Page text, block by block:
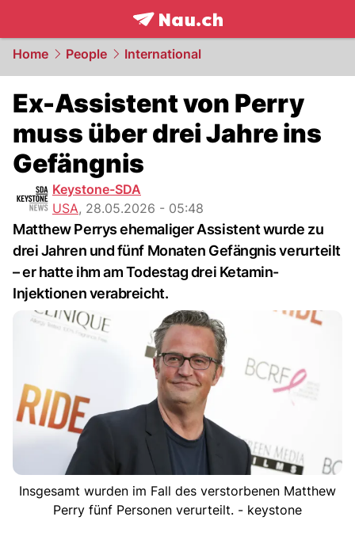
frontpage.NAU.ch
Home People International
Ex-Assistent von Perry
muss über drei Jahre ins
Gefängnis
Keystone-SDA
USA, 28.05.2026 - 05:48
Matthew Perrys ehemaliger Assistent wurde zu
drei Jahren und fünf Monaten Gefängnis verurteilt
– er hatte ihm am Todestag drei Ketamin-
Injektionen verabreicht.
Insgesamt wurden im Fall des verstorbenen Matthew
Perry fünf Personen verurteilt. - keystone